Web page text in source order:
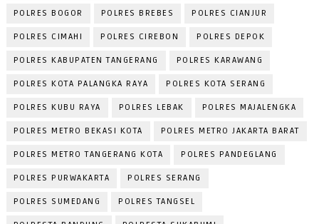
POLRES BOGOR POLRES BREBES POLRES CIANJUR
POLRES CIMAHI POLRES CIREBON POLRES DEPOK
POLRES KABUPATEN TANGERANG POLRES KARAWANG
POLRES KOTA PALANGKA RAYA POLRES KOTA SERANG
POLRES KUBU RAYA POLRES LEBAK POLRES MAJALENGKA
POLRES METRO BEKASI KOTA POLRES METRO JAKARTA BARAT
POLRES METRO TANGERANG KOTA POLRES PANDEGLANG
POLRES PURWAKARTA POLRES SERANG
POLRES SUMEDANG POLRES TANGSEL